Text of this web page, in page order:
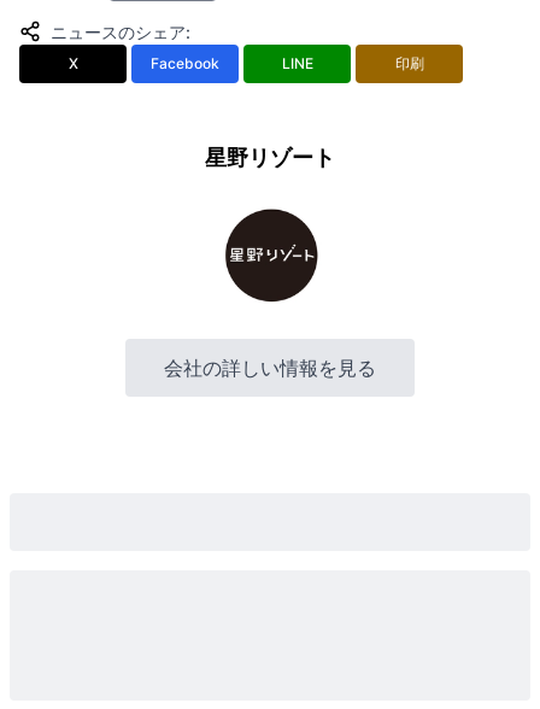
ニュースのシェア:
X Facebook LINE 印刷
星野リゾート
会社の詳しい情報を見る